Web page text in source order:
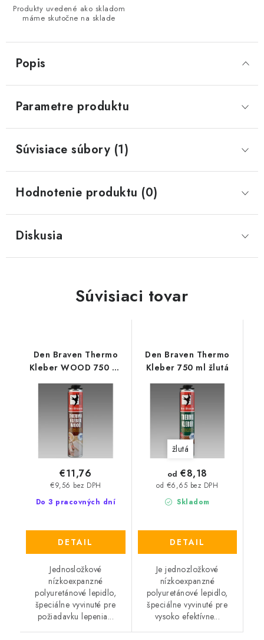
Produkty uvedené ako skladom
máme skutočne na sklade
Popis
Parametre produktu
Súvisiace súbory (1)
Hodnotenie produktu (0)
Diskusia
Súvisiaci tovar
Den Braven Thermo
Kleber WOOD 750 ml
žlutá
Do 3 pracovných dní
€9,56 bez DPH
€11,76
DETAIL
Jednosložkové
nízkoexpanzné
polyuretánové lepidlo,
špeciálne vyvinuté pre
požiadavku lepenia...
Den Braven Thermo
Kleber 750 ml žlutá
žlutá
Skladom
od €6,65 bez DPH
od €8,18
DETAIL
Je jednozložkové
nízkoexpanzné
polyuretánové lepidlo,
špeciálne vyvinuté pre
vysoko efektívne...